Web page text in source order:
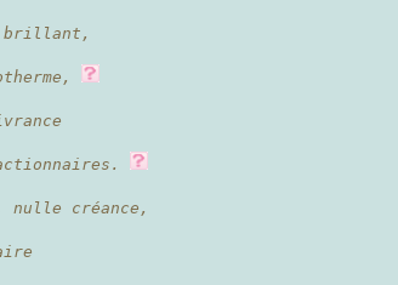
brillant,
nulle créance,